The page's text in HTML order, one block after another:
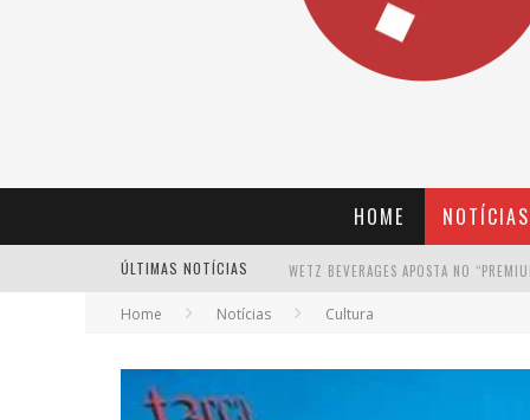
HOME NOTÍCIAS
ÚLTIMAS NOTÍCIAS
Home Notícias Cultura